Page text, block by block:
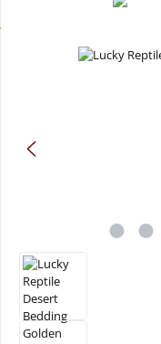
Bildergalerie überspringen